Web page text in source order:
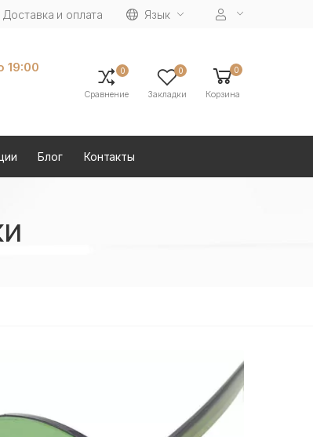
Доставка и оплата Язык
19:00
0
Сравнение
0
Закладки
0
Корзина
Блог Контакты